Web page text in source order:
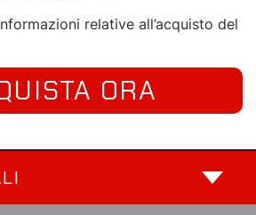
relative all’acquisto del
ORA